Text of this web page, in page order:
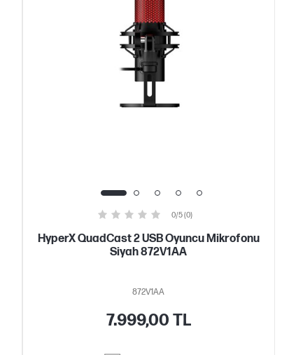
0/5 (0)
HyperX QuadCast 2 USB Oyuncu Mikrofonu
Siyah 872V1AA
872V1AA
7.999,00 TL